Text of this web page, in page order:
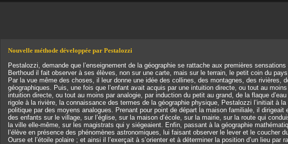
Nouvelle méthode développée par Pestalozzi
Pestalozzi, demande que l’enseignement de la géographie se rattache aux premières sensations
Berthoud il fait observer à ses élèves, non sur une carte, mais sur le terrain, le petit coin du pays
Par la vue même des choses, il leur donne une idée des collines, des montagnes, des rivières,
géographiques. Puis, une fois que l’enfant avait acquis par une intuition directe, ou tout au
intuition directe, ou tout au moins par analogie, par induction du petit au grand, de la flaque
rigole à la rivière, la connaissance des termes de la géographie physique, Pestalozzi l’initiait à la
politique par des moyens analogues. Prenant pour point de départ la maison familiale, il dirigeait
des enfants sur le village, sur l’église, sur la maison d’école, sur la mairie, sur la route qui
la ville elle-même, sur les magistrats qui y siégeaient. Enfin, passant à la géographie
l’élève en présence des phénomènes astronomiques, lui faisant observer le lever et le coucher
Ourse et l’étoile polaire ; et ainsi il l’exerçait à s’orienter et à déterminer la position d’un lieu par